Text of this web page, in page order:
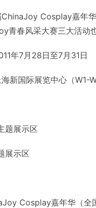
Cosplay嘉年
青春风采大赛三大活动
年7月28日至7月31日
新国际展览中心（W1-
题展示区
展示区
Cosplay嘉年华（全